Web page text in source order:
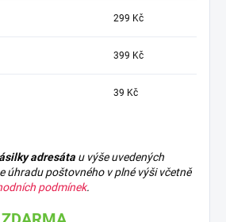
299 Kč
399 Kč
39 Kč
adresáta u výše uvedených
úhradu poštovného v plné výši včetně
podmínek.